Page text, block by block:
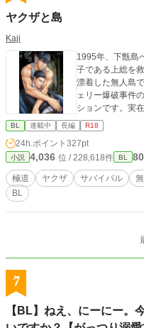
ヤクザと島
Kaji
1995年、下甑島
子である上総を
漂着した無人島でサバイ
ェリー爆破事件の黒幕を
ションです。実
BL 連載中 長編 R18
24h.ポイント 327pt
小説 4,036 位 / 228,618件 BL
極道 ヤクザ サバイバル
BL
7
【BL】ねえ、にーにー。